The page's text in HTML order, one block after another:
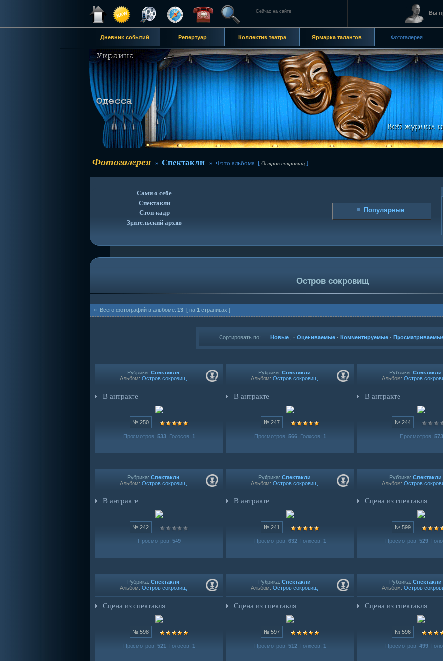
Сейчас на сайте Вы
Дневник событий Репертуар Коллектив театра Ярмарка талантов Фотогалерея
Фотогалерея » Спектакли » Фото альбома [ Остров сокровищ ]
Сами о себе
Спектакли
Стоп-кадр
Зрительский архив
Популярные
Остров сокровищ
» Всего фотографий в альбоме: 13 [ на 1 страницах ]
Сортировать по: Новые · Оцениваемые · Комментируемые ·
Рубрика: Спектакли
Альбом: Остров сокровищ
В антракте
№ 250
Просмотров: 533 Голосов: 1
Рубрика: Спектакли
Альбом: Остров сокровищ
В антракте
№ 247
Просмотров: 566 Голосов: 1
Рубрика: Спектакли
Альбом: Остров
В антракте
№ 244
Просмотров: 573
Рубрика: Спектакли
Альбом: Остров сокровищ
В антракте
№ 242
Просмотров: 549
Рубрика: Спектакли
Альбом: Остров сокровищ
В антракте
№ 241
Просмотров: 632 Голосов: 1
Рубрика: Спектакли
Альбом: Остров
Сцена из спектакля
№ 599
Просмотров: 529
Рубрика: Спектакли
Альбом: Остров сокровищ
Сцена из спектакля
№ 598
Просмотров: 521 Голосов: 1
Рубрика: Спектакли
Альбом: Остров сокровищ
Сцена из спектакля
№ 597
Просмотров: 512 Голосов: 1
Рубрика: Спектакли
Альбом: Остров
Сцена из спектакля
№ 596
Просмотров: 499